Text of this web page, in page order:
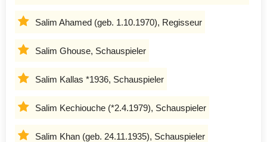
Salim Ahamed (geb. 1.10.1970), Regisseur
Salim Ghouse, Schauspieler
Salim Kallas *1936, Schauspieler
Salim Kechiouche (*2.4.1979), Schauspieler
Salim Khan (geb. 24.11.1935), Schauspieler